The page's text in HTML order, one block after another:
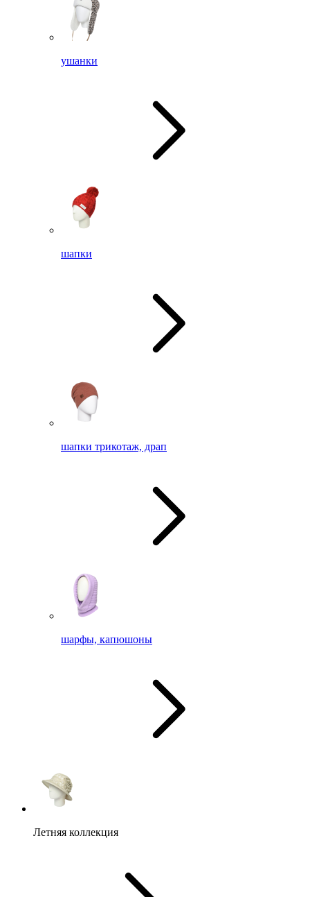
ушанки
шапки
шапки трикотаж, драп
шарфы, капюшоны
Летняя коллекция